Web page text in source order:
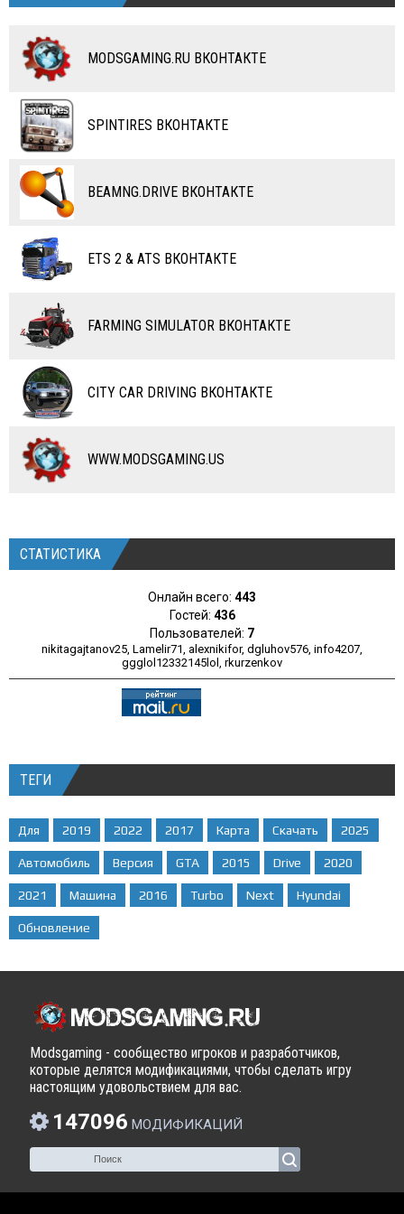
ДРУГИЕ МОДЫ
ДРУГИЕ МОДЫ
АВТОБУСЫ
МОТОЦИКЛЫ
ВЕЛОСИПЕДЫ
ТАНКИ
ПОЕЗДА
ВОДНЫЙ ТРАНСПОРТ
САМОЛЕТЫ
RC ТРАНСПОРТ
КАРТЫ
ЧИТЫ
ПРОГРАММЫ
РАЗНОЕ
АВТОБУСЫ
КОМБАЙНЫ
ТЮНИНГ
КАРТЫ
ДРУГИЕ МОДЫ
MODSGAMING.RU ВКОНТАКТЕ
SPINTIRES ВКОНТАКТЕ
BEAMNG.DRIVE ВКОНТАКТЕ
ETS 2 & ATS ВКОНТАКТЕ
FARMING SIMULATOR ВКОНТАКТЕ
CITY CAR DRIVING ВКОНТАКТЕ
WWW.MODSGAMING.US
СТАТИСТИКА
Онлайн всего: 443
Гостей: 436
Пользователей: 7
nikitagajtanov25 Lamelir71 alexnikifor, dgluhov576 info4207
ggglol12332145lol
rkurzenkov
ТЕГИ
Для 2019 2022 2017 Карта Скачать 2025
Автомобиль Версия GTA 2015 Drive 2020
2021 Машина 2016 Turbo Next Hyundai
Обновление
Modsgaming - сообщество игроков и разработчиков,
которые делятся модификациями, чтобы сделать игру
настоящим удовольствием для вас.
147096 МОДИФИКАЦИЙ